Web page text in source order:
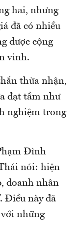
hai, nhưng
đã có nhiều
được cộng
vinh.
thừa nhận,
đạt tầm như
nghiệm trong
Đình
nói: hiện
doanh nhân
Điều này đã
những